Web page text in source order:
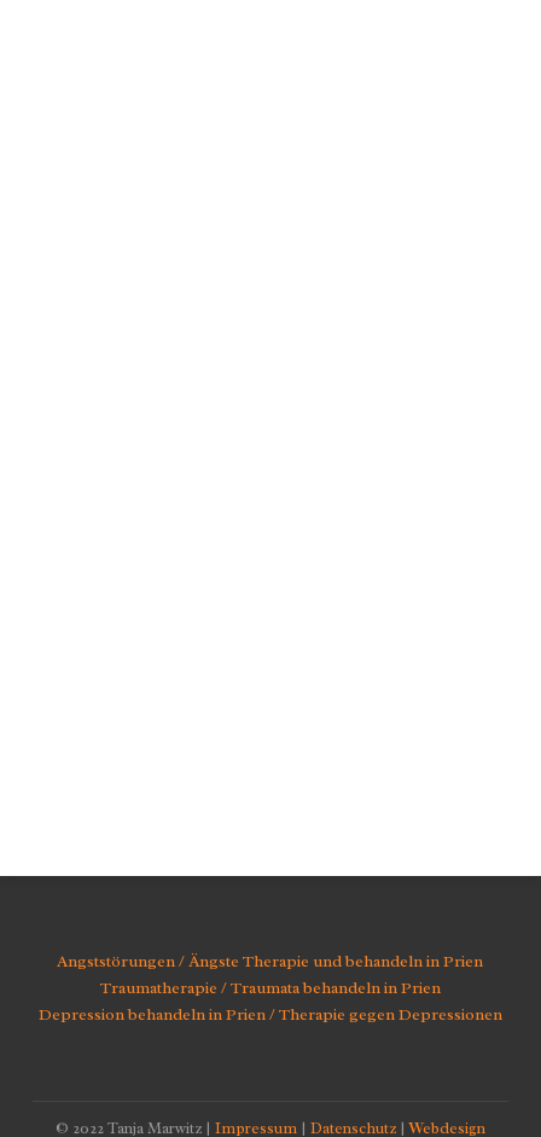
Angststörungen / Ängste Therapie und behandeln in Prien
Traumatherapie / Traumata behandeln in Prien
Depression behandeln in Prien / Therapie gegen Depressionen
© 2022 Tanja Marwitz | Impressum| Datenschutz|Webdesign